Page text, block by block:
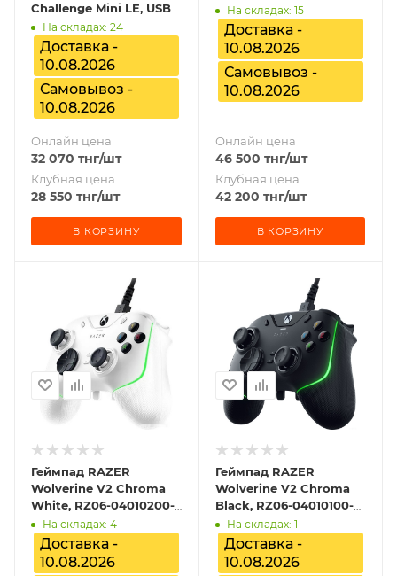
Challenge Mini LE, USB
На складах: 24
Доставка -
10.08.2026
Самовывоз -
10.08.2026
Онлайн цена
32 070 тнг/шт
Клубная цена
28 550 тнг/шт
В КОРЗИНУ
На складах: 15
Доставка -
10.08.2026
Самовывоз -
10.08.2026
Онлайн цена
46 500 тнг/шт
Клубная цена
42 200 тнг/шт
В КОРЗИНУ
Геймпад RAZER
Wolverine V2 Chroma
White, RZ06-04010200-
R3M1
На складах: 4
Доставка -
10.08.2026
Геймпад RAZER
Wolverine V2 Chroma
Black, RZ06-04010100-
R3M1
На складах: 1
Доставка -
10.08.2026